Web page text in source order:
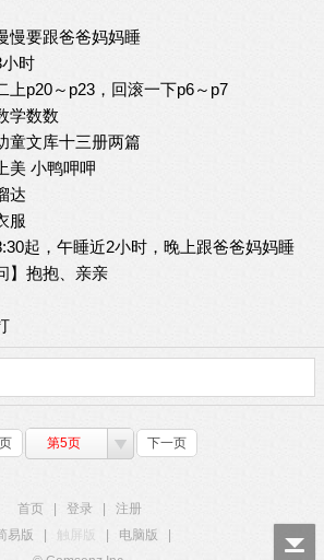
慢要跟爸爸妈妈睡
小时
上p20～p23，回滚一下p6～p7
学数数
童文库十三册两篇
美 小鸭呷呷
达
服
起，午睡近2小时，晚上跟爸爸妈妈睡
】抱抱、亲亲
第5页 下一页
首页 登录
注册
易版
触屏版 电脑版